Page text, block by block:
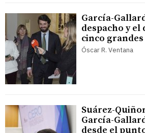
García-
despacho y el
cinco
Óscar R. Ventana
Suárez-
García-
desde el